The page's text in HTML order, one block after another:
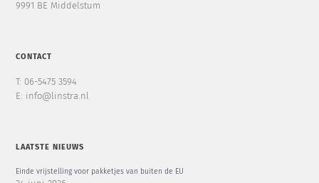
9991 BE Middelstum
CONTACT
T: 06-5475 3594
E: info@linstra.nl
LAATSTE NIEUWS
Einde vrijstelling voor pakketjes van buiten de EU